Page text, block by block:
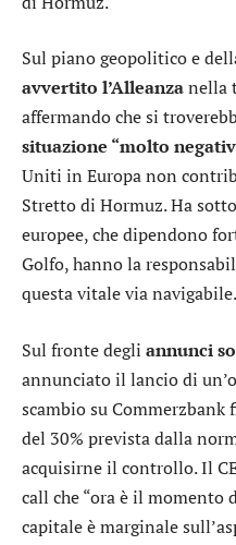
Sul piano geopolitico e
avvertito l’Alleanzanella
affermando che si
situazione “molto
Uniti in Europa non
Stretto di Hormuz. Ha
europee, che dipendono
Golfo, hanno la
questa vitale via navigabile.
Sul fronte degli annunci
annunciato il lancio di
scambio su Commerzbank
del 30% prevista dalla
acquisirne il controllo. Il
call che “ora è il momento
capitale è marginale